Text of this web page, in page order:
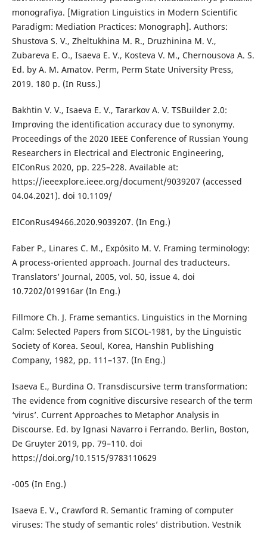
monografiya. [Migration Linguistics in Modern Scientific
Paradigm: Mediation Practices: Monograph]. Authors:
Shustova S. V., Zheltukhina M. R., Druzhinina M. V.,
Zubareva E. O., Isaeva E. V., Kosteva V. M., Chernousova A. S.
Ed. by A. M. Amatov. Perm, Perm State University Press,
2019. 180 p. (In Russ.)
Bakhtin V. V., Isaeva E. V., Tararkov A. V. TSBuilder 2.0:
Improving the identification accuracy due to synonymy.
Proceedings of the 2020 IEEE Conference of Russian Young
Researchers in Electrical and Electronic Engineering,
EIConRus 2020, pp. 225–228. Available at:
https://ieeexplore.ieee.org/document/9039207 (accessed
04.04.2021). doi 10.1109/
EIConRus49466.2020.9039207. (In Eng.)
Faber P., Linares C. M., Expósito M. V. Framing terminology:
A process-oriented approach. Journal des traducteurs.
Translators’ Journal, 2005, vol. 50, issue 4. doi
10.7202/019916ar (In Eng.)
Fillmore Ch. J. Frame semantics. Linguistics in the Morning
Calm: Selected Papers from SICOL-1981, by the Linguistic
Society of Korea. Seoul, Korea, Hanshin Publishing
Company, 1982, pp. 111–137. (In Eng.)
Isaeva E., Burdina O. Transdiscursive term transformation:
The evidence from cognitive discursive research of the term
‘virus’. Current Approaches to Metaphor Analysis in
Discourse. Ed. by Ignasi Navarro i Ferrando. Berlin, Boston,
De Gruyter 2019, pp. 79–110. doi
https://doi.org/10.1515/9783110629
-005 (In Eng.)
Isaeva E. V., Crawford R. Semantic framing of computer
viruses: The study of semantic roles’ distribution. Vestnik